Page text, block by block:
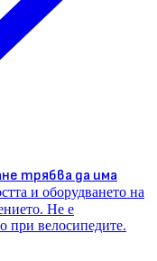
трябва да има
и оборудването на
Не е
при велосипедите.